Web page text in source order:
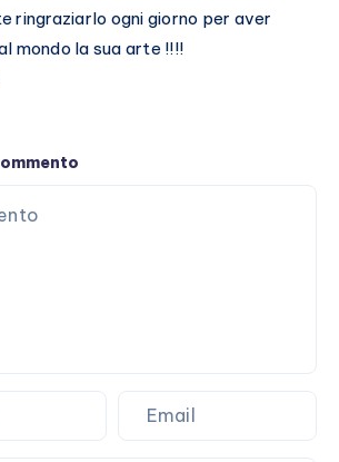
ringraziarlo ogni giorno per aver
mondo la sua arte !!!!